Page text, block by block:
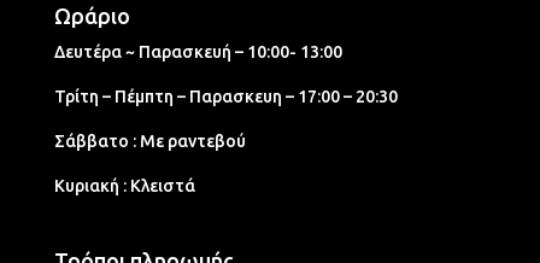
Ωράριο
Δευτέρα ~ Παρασκευή – 10:00- 13:00
Τρίτη – Πέμπτη – Παρασκευη – 17:00 – 20:30
Σάββατο : Με ραντεβού
Κυριακή : Κλειστά